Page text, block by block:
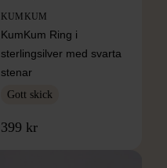
KUMKUM
KumKum Ring i
sterlingsilver med svarta
stenar
Gott skick
399 kr